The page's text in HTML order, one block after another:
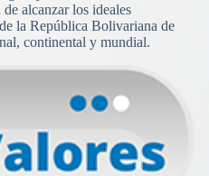
alcanzar los ideales
la República Bolivariana de
continental y mundial.